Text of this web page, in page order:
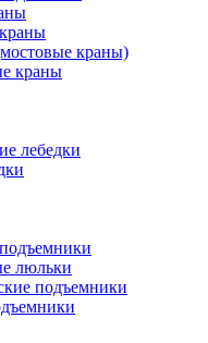
краны)
краны
лебедки
люльки
подъемники